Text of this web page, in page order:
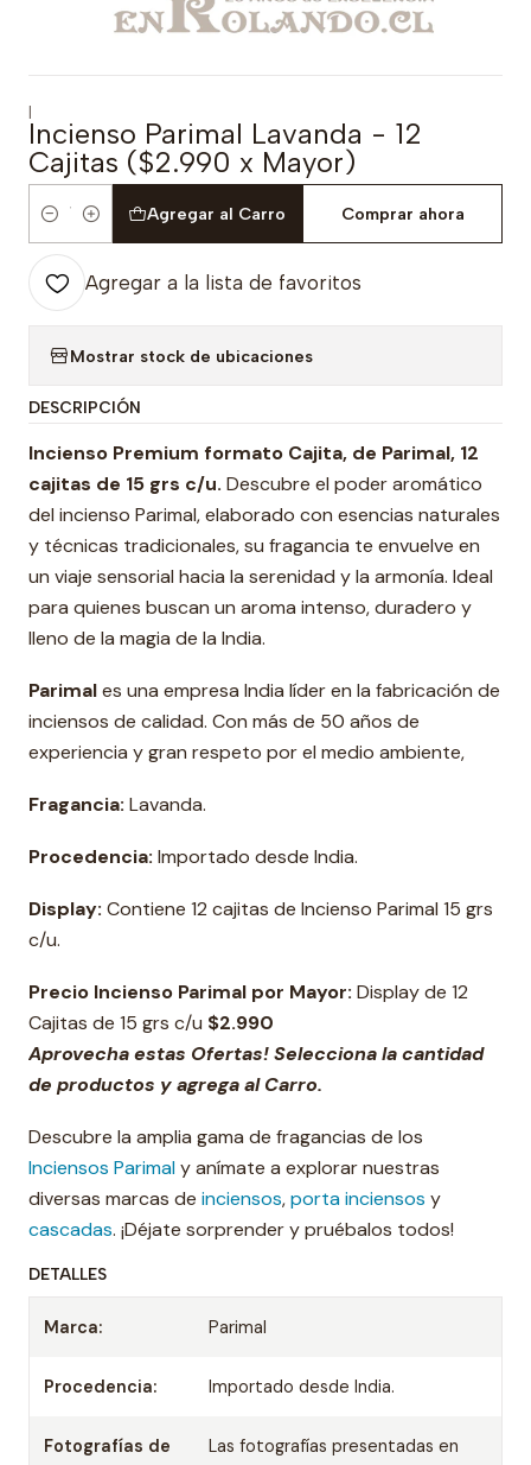
|
Incienso Parimal Lavanda - 12
Cajitas ($2.990 x Mayor)
Cantidad
Agregar al Carro Comprar ahora
Agregar a la lista de favoritos
Mostrar stock de ubicaciones
DESCRIPCIÓN
Incienso Premium formato Cajita, de Parimal, 12
cajitas de 15 grs c/u. Descubre el poder aromático
del incienso Parimal, elaborado con esencias naturales
y técnicas tradicionales, su fragancia te envuelve en
un viaje sensorial hacia la serenidad y la armonía. Ideal
para quienes buscan un aroma intenso, duradero y
lleno de la magia de la India.
Parimales una empresa India líder en la fabricación de
inciensos de calidad. Con más de 50 años de
experiencia y gran respeto por el medio ambiente,
Fragancia: Lavanda.
Procedencia: Importado desde India.
Display: Contiene 12 cajitas de Incienso Parimal 15 grs
c/u.
Precio Incienso Parimal por Mayor: Display de 12
Cajitas de 15 grs c/u $2.990
Aprovecha estas Ofertas! Selecciona la cantidad
de productos y agrega al Carro.
Descubre la amplia gama de fragancias de los
Inciensos Parimaly anímate a explorar nuestras
diversas marcas de inciensos,porta inciensos y
cascadas. ¡Déjate sorprender y pruébalos todos!
DETALLES
Marca: Parimal
Procedencia: Importado desde India.
Fotografías de
Las fotografías presentadas en